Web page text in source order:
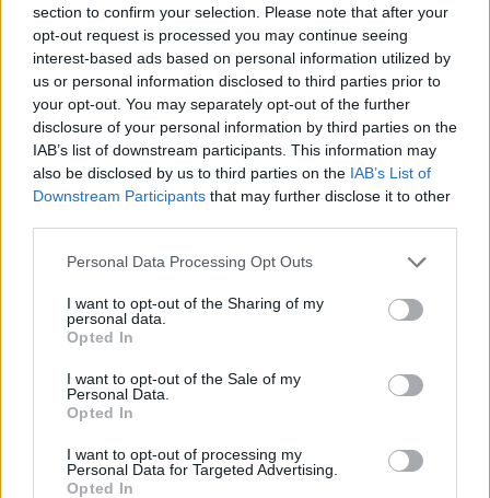
section to confirm your selection. Please note that after your
opt-out request is processed you may continue seeing
interest-based ads based on personal information utilized by
us or personal information disclosed to third parties prior to
your opt-out. You may separately opt-out of the further
disclosure of your personal information by third parties on the
IAB’s list of downstream participants. This information may
also be disclosed by us to third parties on the IAB’s List of
Downstream Participants that may further disclose it to other
Personal Data Processing Opt Outs
I want to opt-out of the Sharing of my
personal data.
Opted In
I want to opt-out of the Sale of my
Personal Data.
Opted In
I want to opt-out of processing my
Personal Data for Targeted Advertising.
Opted In
7 - 18
Squalificato 0 - 0%
Infortunato 0 - 0
Inutilizzato 9 - 23%
Scarica riepilogo
stagionale
Giornata Entrato Bonus/Malus
MIL 4-1 CAG